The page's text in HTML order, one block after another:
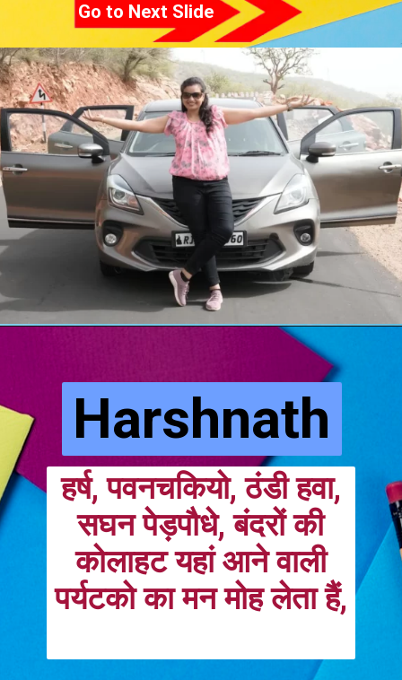
Go to Next Slide
हर्ष, पवनचकियो, ठंडी हवा,
सघन पेड़पौधे, बंदरों की
कोलाहट यहां आने वाली
पर्यटको का मन मोह लेता हैं,
Harshnath